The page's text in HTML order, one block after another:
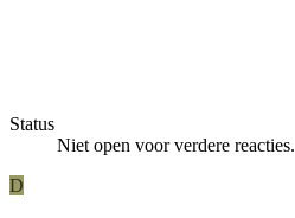
Status
Niet open voor verdere reacties.
D